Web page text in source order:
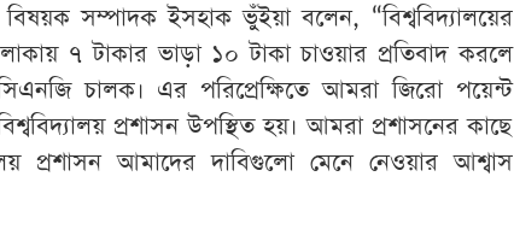
সম্পাদক ইসহাক ভুঁইয়া বলেন, “বিশ্ববিদ্যালয়ের
৭ টাকার ভাড়া ১০ টাকা চাওয়ার প্রতিবাদ করলে
চালক। এর পরিপ্রেক্ষিতে আমরা জিরো পয়েন্ট
প্রশাসন উপস্থিত হয়। আমরা প্রশাসনের কাছে
প্রশাসন আমাদের দাবিগুলো মেনে নেওয়ার আশ্বাস